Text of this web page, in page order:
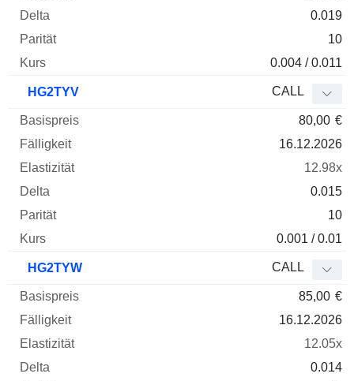
0.019
10
0.004 / 0.011
HG2TYV CALL
80,00 €
16.12.2026
12.98x
0.015
10
0.001 / 0.01
HG2TYW CALL
85,00 €
16.12.2026
12.05x
0.014